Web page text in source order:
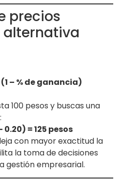
precios
alternativa
– % de ganancia)
100 pesos y buscas una
0.20) = 125 pesos
con mayor exactitud la
la toma de decisiones
gestión empresarial.